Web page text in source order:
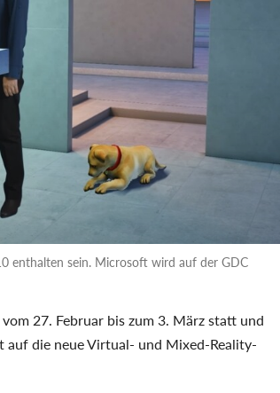
enthalten sein. Microsoft wird auf der GDC
27. Februar bis zum 3. März statt und
die neue Virtual- und Mixed-Reality-